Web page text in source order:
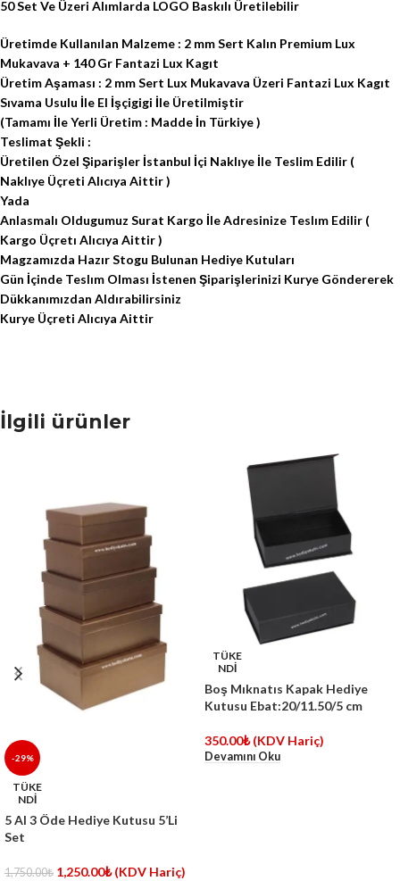
50 Set Ve Üzeri Alımlarda LOGO Baskılı Üretilebilir
Üretimde Kullanılan Malzeme : 2 mm Sert Kalın Premium Lux
Mukavava + 140 Gr Fantazi Lux Kagıt
Üretim Aşaması : 2 mm Sert Lux Mukavava Üzeri Fantazi Lux Kagıt
Sıvama Usulu İle El İşçigigi İle Üretilmiştir
(Tamamı İle Yerli Üretim : Madde İn Türkiye )
Teslimat Şekli :
Üretilen Özel Şiparişler İstanbul İçi Naklıye İle Teslim Edilir (
Naklıye Üçreti Alıcıya Aittir )
Yada
Anlasmalı Oldugumuz Surat Kargo İle Adresinize Teslım Edilir (
Kargo Üçretı Alıcıya Aittir )
Magzamızda Hazır Stogu Bulunan Hediye Kutuları
Gün İçinde Teslım Olması İstenen Şiparişlerinizi Kurye Göndererek
Dükkanımızdan Aldırabilirsiniz
Kurye Üçreti Alıcıya Aittir
İlgili ürünler
-29%
TÜKE
NDİ
5 Al 3 Öde Hediye Kutusu 5’Li
Set
1,750.00₺ 1,250.00₺ (KDV Hariç)
TÜKE
NDİ
Boş Mıknatıs Kapak Hediye
Kutusu Ebat:20/11.50/5 cm
350.00₺ (KDV Hariç)
Devamını Oku